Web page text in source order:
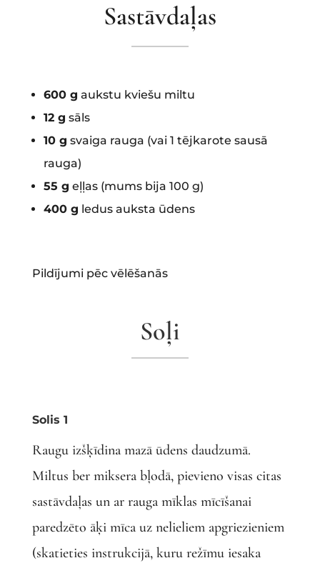
Sastāvdaļas
600 g aukstu kviešu miltu
12 g sāls
10 g svaiga rauga (vai 1 tējkarote sausā
rauga)
55 g eļļas (mums bija 100 g)
400 g ledus auksta ūdens
Pildījumi pēc vēlēšanās
Soļi
Solis 1
Raugu izšķīdina mazā ūdens daudzumā.
Miltus ber miksera bļodā, pievieno visas citas
sastāvdaļas un ar rauga mīklas mīcīšanai
paredzēto āķi mīca uz nelieliem apgriezieniem
(skatieties instrukcijā, kuru režīmu iesaka